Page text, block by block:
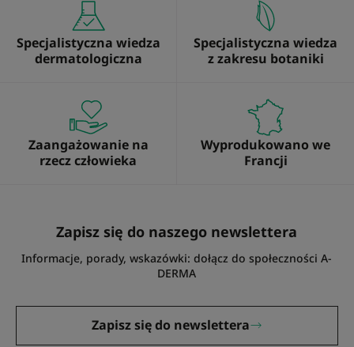
Specjalistyczna wiedza
dermatologiczna
Specjalistyczna wiedza
z zakresu botaniki
Zaangażowanie na
rzecz człowieka
Wyprodukowano we
Francji
Zapisz się do naszego newslettera
Informacje, porady, wskazówki: dołącz do społeczności A-
DERMA
Zapisz się do newslettera